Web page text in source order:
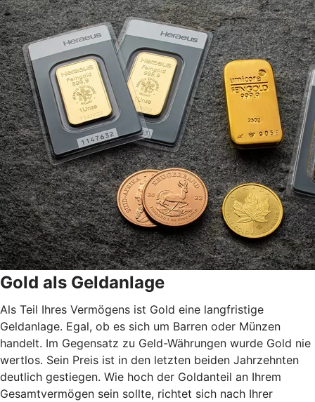
Gold als Geldanlage
Als Teil Ihres Vermögens ist Gold eine langfristige
Geldanlage. Egal, ob es sich um Barren oder Münzen
handelt. Im Gegensatz zu Geld-Währungen wurde Gold nie
wertlos. Sein Preis ist in den letzten beiden Jahrzehnten
deutlich gestiegen. Wie hoch der Goldanteil an Ihrem
Gesamtvermögen sein sollte, richtet sich nach Ihrer